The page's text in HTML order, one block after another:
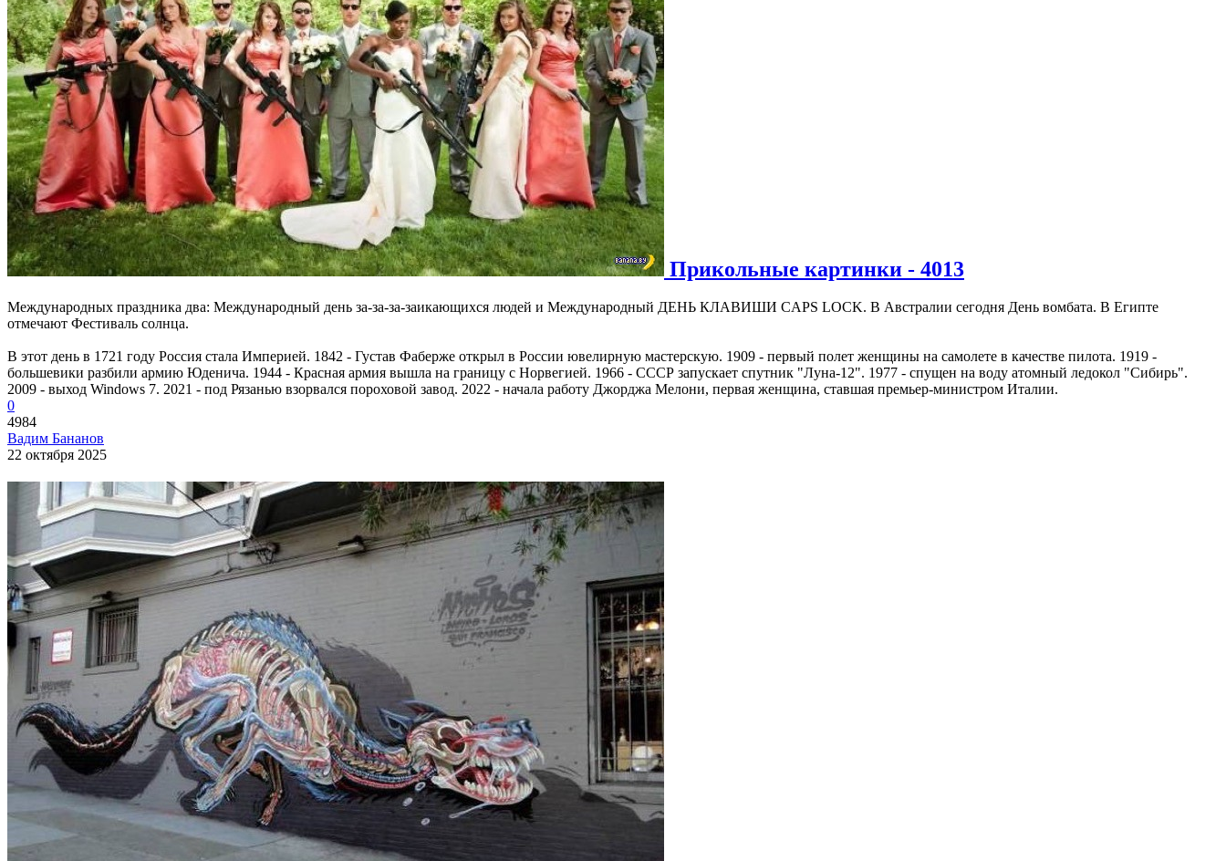
Прикольные картинки - 4013
Международных праздника два: Международный день за-за-за-заикающихся людей и Международный ДЕНЬ КЛАВИШИ CAPS LOCK. В Австралии сегодня День вомбата. В Египте
отмечают Фестиваль солнца.
В этот день в 1721 году Россия стала Империей. 1842 - Густав Фаберже открыл в России ювелирную мастерскую. 1909 - первый полет женщины на самолете в качестве пилота. 1919 -
большевики разбили армию Юденича. 1944 - Красная армия вышла на границу с Норвегией. 1966 - СССР запускает спутник "Луна-12". 1977 - спущен на воду атомный ледокол "Сибирь".
2009 - выход Windows 7. 2021 - под Рязанью взорвался пороховой завод. 2022 - начала работу Джорджа Мелони, первая женщина, ставшая премьер-министром Италии.
0
4984
Вадим Бананов
22 октября 2025